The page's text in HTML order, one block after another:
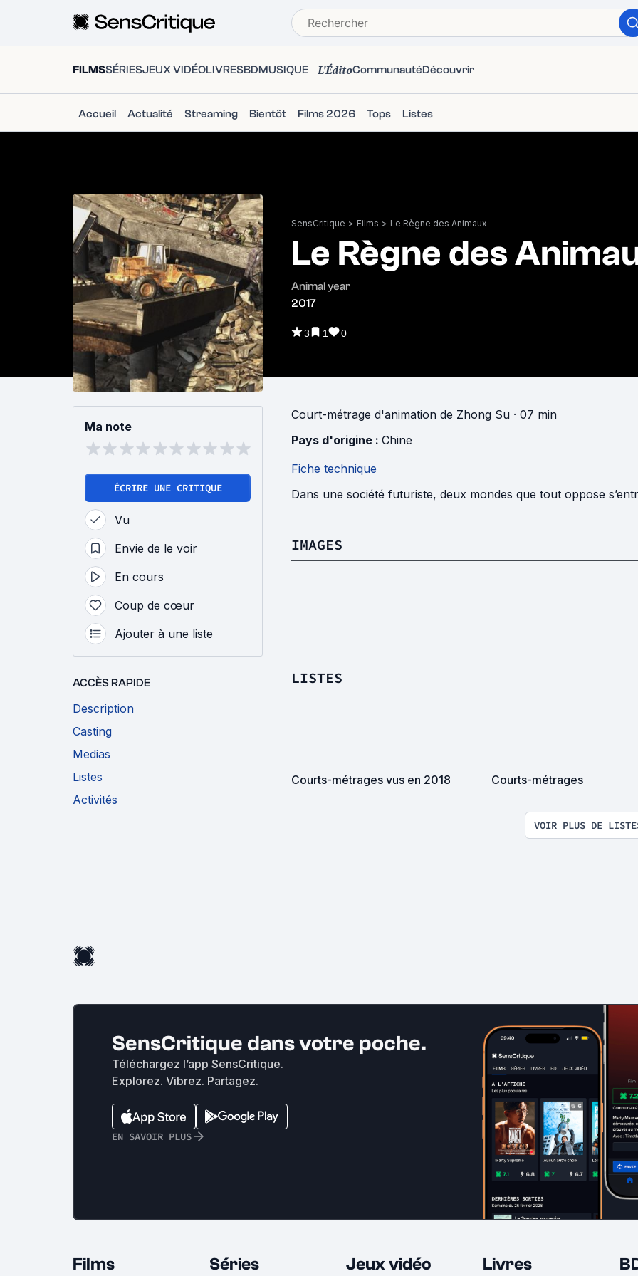
FILMSSÉRIESJEUX VIDÉOLIVRESBDMUSIQUE L'ÉditoCommunautéDécouvrir
Accueil Actualité Streaming Bientôt Films 2026 Tops Listes
SensCritique > Films > Le Règne des Animaux
Le Règne des
Animal year
2017
3 1 0
Ma note
ÉCRIRE UNE CRITIQUE
Vu
Envie de le voir
En cours
Coup de cœur
Ajouter à une liste
ACCÈS RAPIDE
Description
Casting
Medias
Listes
Activités
Court-métrage d'animation de Zhong Su · 07 min
Pays d'origine : Chine
Fiche technique
Dans une société futuriste, deux mondes que tout oppose
IMAGES
LISTES
Courts-métrages vus en 2018 Courts-métrages
VOIR PLUS DE
SensCritique dans votre poche.
Téléchargez l’app SensCritique.
Explorez. Vibrez. Partagez.
EN SAVOIR PLUS
Films Séries Jeux vidéo Livres